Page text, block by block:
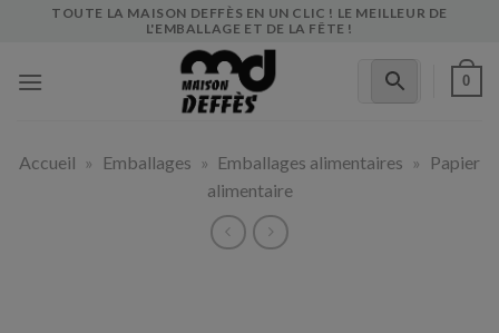
TOUTE LA MAISON DEFFÈS EN UN CLIC ! LE MEILLEUR DE
L'EMBALLAGE ET DE LA FÊTE !
0
Accueil » Emballages » Emballages alimentaires »
Papier
alimentaire